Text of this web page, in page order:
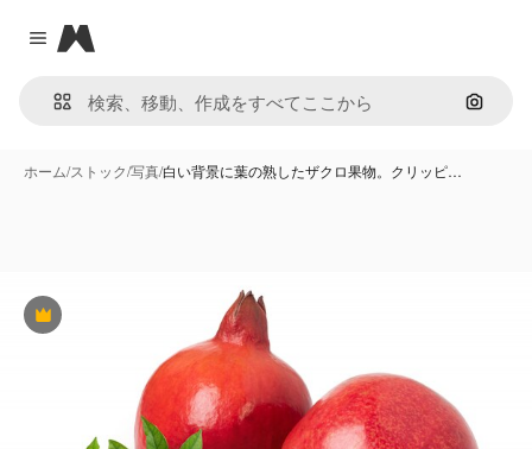
Close menu
Magnific
画像で
ホーム/ストック/写真/白い背景に葉の熟したザクロ果物。クリッピ…
Premium